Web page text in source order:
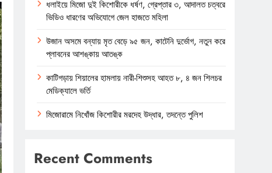
ধলাইয়ে মিজো দুই কিশোরীকে ধর্ষণ, গ্রেপ্তার ৩, আদালত চত্বরে
ভিডিও ধারণের অভিযোগে জেল হাজতে মহিলা
উজান অসমে বন্যায় মৃত বেড়ে ৯৫ জন, কাটেনি দুর্ভোগ, নতুন করে
প্লাবনের আশঙ্কায় আতঙ্ক
কাটিগড়ায় শিয়ালের হামলায় নারী-শিশুসহ আহত ৮, ৪ জন শিলচর
মেডিক্যালে ভর্তি
মিজোরামে নিখোঁজ কিশোরীর মরদেহ উদ্ধার, তদন্তে পুলিশ
Recent Comments